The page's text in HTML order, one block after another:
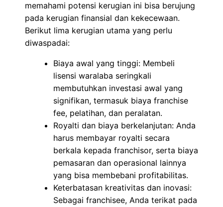
memahami potensi kerugian ini bisa berujung
pada kerugian finansial dan kekecewaan.
Berikut lima kerugian utama yang perlu
diwaspadai:
Biaya awal yang tinggi: Membeli
lisensi waralaba seringkali
membutuhkan investasi awal yang
signifikan, termasuk biaya franchise
fee, pelatihan, dan peralatan.
Royalti dan biaya berkelanjutan: Anda
harus membayar royalti secara
berkala kepada franchisor, serta biaya
pemasaran dan operasional lainnya
yang bisa membebani profitabilitas.
Keterbatasan kreativitas dan inovasi:
Sebagai franchisee, Anda terikat pada